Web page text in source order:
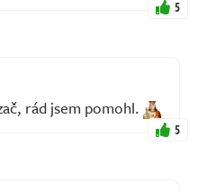
5
rád jsem pomohl.
5